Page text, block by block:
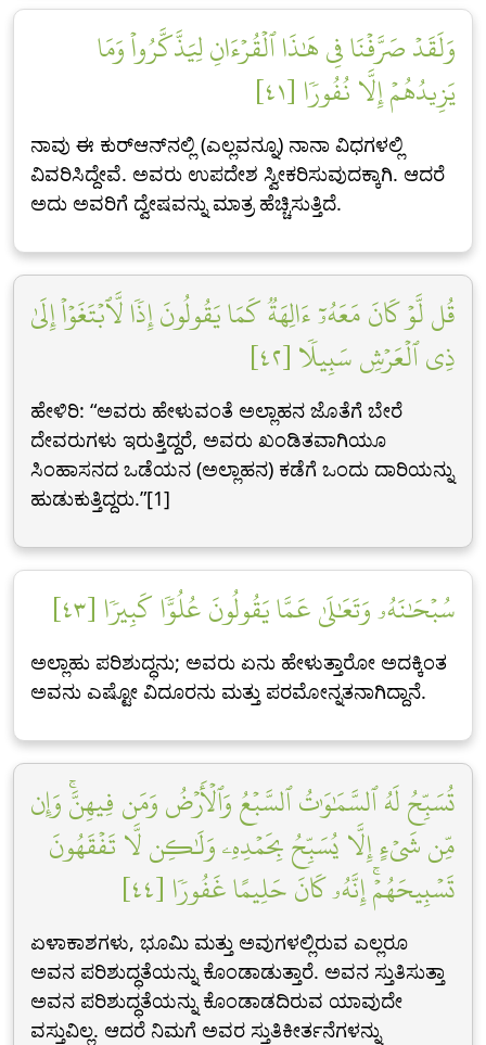
وَلَقَدۡ صَرَّفۡنَا فِي هَٰذَا ٱلۡقُرۡءَانِ لِيَذَّكَّرُواْ وَمَا
يَزِيدُهُمۡ إِلَّا نُفُورٗا [٤١]
ನಾವು ಈ ಕುರ್‌ಆನ್‍ನಲ್ಲಿ (ಎಲ್ಲವನ್ನೂ) ನಾನಾ ವಿಧಗಳಲ್ಲಿ
ವಿವರಿಸಿದ್ದೇವೆ. ಅವರು ಉಪದೇಶ ಸ್ವೀಕರಿಸುವುದಕ್ಕಾಗಿ. ಆದರೆ
ಅದು ಅವರಿಗೆ ದ್ವೇಷವನ್ನು ಮಾತ್ರ ಹೆಚ್ಚಿಸುತ್ತಿದೆ.
قُل لَّوۡ كَانَ مَعَهُۥٓ ءَالِهَةٞ كَمَا يَقُولُونَ إِذٗا لَّٱبۡتَغَوۡاْ إِلَىٰ
ذِي ٱلۡعَرۡشِ سَبِيلٗا [٤٢]
ಹೇಳಿರಿ: “ಅವರು ಹೇಳುವಂತೆ ಅಲ್ಲಾಹನ ಜೊತೆಗೆ ಬೇರೆ
ದೇವರುಗಳು ಇರುತ್ತಿದ್ದರೆ, ಅವರು ಖಂಡಿತವಾಗಿಯೂ
ಸಿಂಹಾಸನದ ಒಡೆಯನ (ಅಲ್ಲಾಹನ) ಕಡೆಗೆ ಒಂದು ದಾರಿಯನ್ನು
ಹುಡುಕುತ್ತಿದ್ದರು.”[1]
سُبۡحَٰنَهُۥ وَتَعَٰلَىٰ عَمَّا يَقُولُونَ عُلُوّٗا كَبِيرٗا [٤٣]
ಅಲ್ಲಾಹು ಪರಿಶುದ್ಧನು; ಅವರು ಏನು ಹೇಳುತ್ತಾರೋ ಅದಕ್ಕಿಂತ
ಅವನು ಎಷ್ಟೋ ವಿದೂರನು ಮತ್ತು ಪರಮೋನ್ನತನಾಗಿದ್ದಾನೆ.
تُسَبِّحُ لَهُ ٱلسَّمَٰوَٰتُ ٱلسَّبۡعُ وَٱلۡأَرۡضُ وَمَن فِيهِنَّۚ وَإِن
مِّن شَيۡءٍ إِلَّا يُسَبِّحُ بِحَمۡدِهِۦ وَلَٰكِن لَّا تَفۡقَهُونَ
تَسۡبِيحَهُمۡۚ إِنَّهُۥ كَانَ حَلِيمًا غَفُورٗا [٤٤]
ಏಳಾಕಾಶಗಳು, ಭೂಮಿ ಮತ್ತು ಅವುಗಳಲ್ಲಿರುವ ಎಲ್ಲರೂ
ಅವನ ಪರಿಶುದ್ಧತೆಯನ್ನು ಕೊಂಡಾಡುತ್ತಾರೆ. ಅವನ ಸ್ತುತಿಸುತ್ತಾ
ಅವನ ಪರಿಶುದ್ಧತೆಯನ್ನು ಕೊಂಡಾಡದಿರುವ ಯಾವುದೇ
ವಸ್ತುವಿಲ್ಲ. ಆದರೆ ನಿಮಗೆ ಅವರ ಸ್ತುತಿಕೀರ್ತನೆಗಳನ್ನು